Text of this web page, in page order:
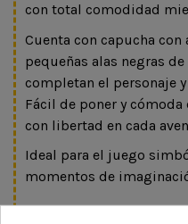
con total comodidad
Cuenta con capucha con
pequeñas alas negras
completan el personaje
Fácil de poner y
con libertad en cada
Ideal para el juego
momentos de